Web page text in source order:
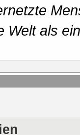
Welt als